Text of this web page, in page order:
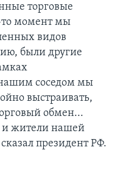
торговые
то момент мы
видов
были другие
соседом мы
выстраивать,
обмен...
и жители нашей
президент РФ.